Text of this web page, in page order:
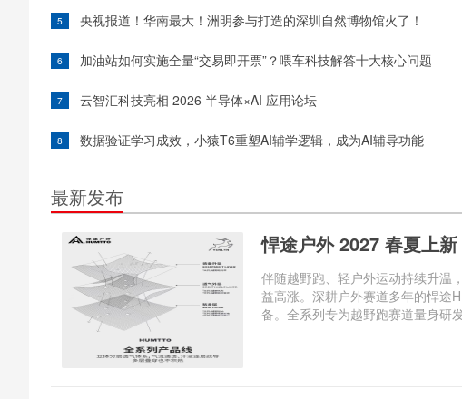
5 央视报道！华南最大！洲明参与打造的深圳自然博物馆火了！
6 加油站如何实施全量“交易即开票”？喂车科技解答十大核心问题
7 云智汇科技亮相 2026 半导体×AI 应用论坛
8 数据验证学习成效，小猿T6重塑AI辅学逻辑，成为AI辅导功能
最新发布
悍途户外 2027 春夏上
伴随越野跑、轻户外运动持续升温
益高涨。深耕户外赛道多年的悍途
备。全系列专为越野跑赛道量身研